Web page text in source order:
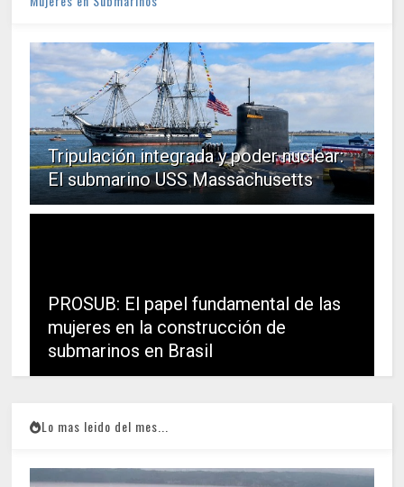
Tripulación integrada y poder nuclear:
El submarino USS Massachusetts
PROSUB: El papel fundamental de las
mujeres en la construcción de
submarinos en Brasil
Lo mas leido del mes...